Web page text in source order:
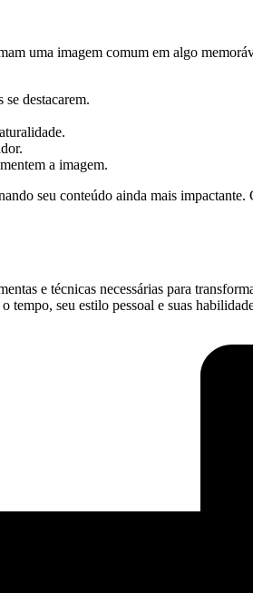
uma imagem comum ⁣em algo
destacarem.
⁢a imagem.
seu conteúdo ainda mais
e técnicas necessárias​ para
seu ‍estilo pessoal‍ e suas